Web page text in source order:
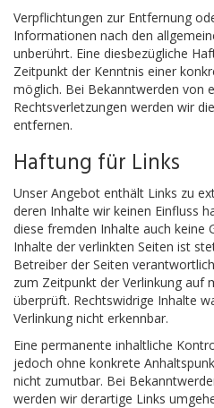
Verpflichtungen zur Entfernung
Informationen nach den
unberührt. Eine diesbezügliche
Zeitpunkt der Kenntnis einer
möglich. Bei Bekanntwerden von
Rechtsverletzungen werden wir
entfernen.
Haftung für Links
Unser Angebot enthält Links zu
deren Inhalte wir keinen Einfluss
diese fremden Inhalte auch keine
Inhalte der verlinkten Seiten ist
Betreiber der Seiten
zum Zeitpunkt der Verlinkung auf
überprüft. Rechtswidrige Inhalte
Verlinkung nicht erkennbar.
Eine permanente inhaltliche
jedoch ohne konkrete
nicht zumutbar. Bei
werden wir derartige Links